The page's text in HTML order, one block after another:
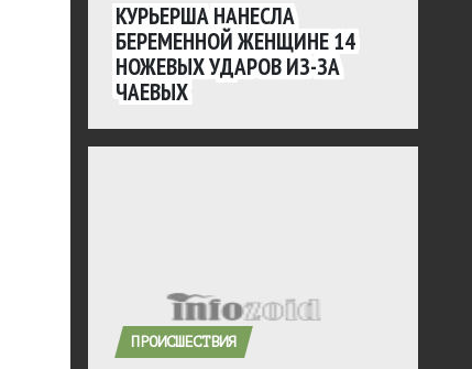
КУРЬЕРША НАНЕСЛА
БЕРЕМЕННОЙ ЖЕНЩИНЕ 14
НОЖЕВЫХ УДАРОВ ИЗ-ЗА
ЧАЕВЫХ
ПРОИСШЕСТВИЯ